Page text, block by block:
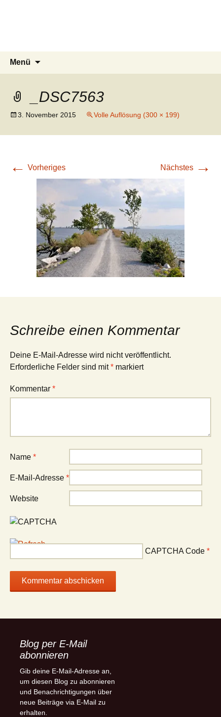
Menü
_DSC7563
3. November 2015 Volle Auflösung (300 × 199)
← Vorheriges Nächstes →
Schreibe einen Kommentar
Deine E-Mail-Adresse wird nicht veröffentlicht.
Erforderliche Felder sind mit* markiert
Kommentar *
Name *
E-Mail-Adresse *
Website
CAPTCHA Code *
Blog per E-Mail
abonnieren
Gib deine E-Mail-Adresse an,
um diesen Blog zu abonnieren
und Benachrichtigungen über
neue Beiträge via E-Mail zu
erhalten.